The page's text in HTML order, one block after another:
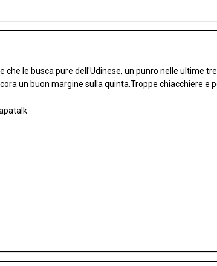
le busca pure dell'Udinese, un punro nelle ultime
un buon margine sulla quinta.Troppe chiacchiere e